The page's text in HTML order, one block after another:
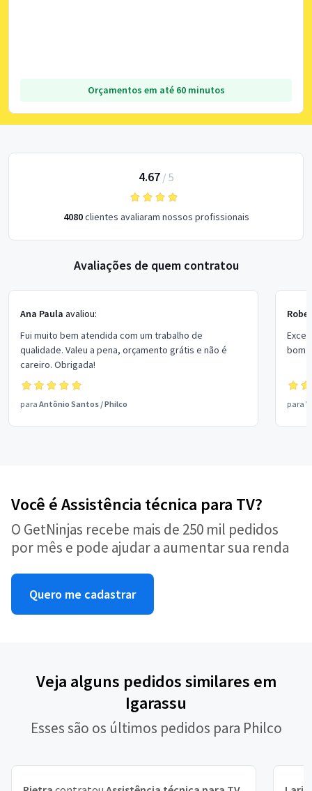
Orçamentos em até 60 minutos
4.67/ 5
4080clientes avaliaram nossos profissionais
Avaliações de quem contratou
Ana Paula avaliou:
Fui muito bem atendida com um trabalho de
qualidade. Valeu a pena, orçamento grátis e não é
careiro. Obrigada!
para Antônio Santos /Philco
bom
para
Você é Assistência técnica para TV?
O GetNinjas recebe mais de 250 mil pedidos
por mês e pode ajudar a aumentar sua renda
Quero me cadastrar
Veja alguns pedidos similares em
Igarassu
Esses são os últimos pedidos para Philco